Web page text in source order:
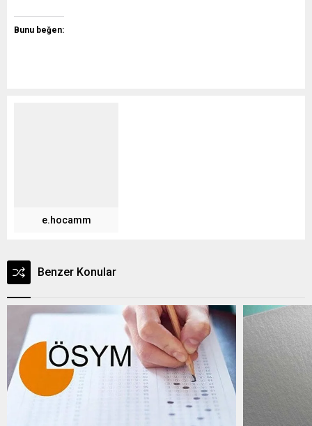
Bunu beğen:
e.hocamm
Benzer Konular